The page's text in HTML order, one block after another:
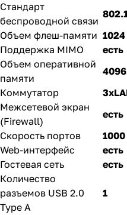
Стандарт
беспроводной связи
Объем флеш-памяти
Поддержка MIMO
есть
Объем оперативной
памяти
Коммутатор
Межсетевой экран
(Firewall)
есть
Скорость портов
Web-интерфейс
есть
Гостевая сеть
есть
Количество
разъемов USB 2.0
Type A
1